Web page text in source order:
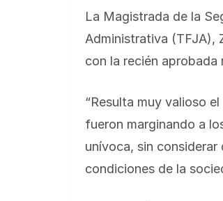
La Magistrada de la
Administrativa (TFJA),
con la recién
“Resulta muy valioso
fueron marginando a
unívoca, sin considerar
condiciones de la